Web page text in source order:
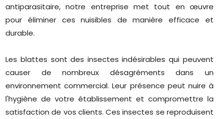
antiparasitaire, notre entreprise met tout en œuvre
pour éliminer ces nuisibles de manière efficace et
durable.
Les blattes sont des insectes indésirables qui peuvent
causer de nombreux désagréments dans un
environnement commercial. Leur présence peut nuire à
l'hygiène de votre établissement et compromettre la
satisfaction de vos clients. Ces insectes se reproduisent